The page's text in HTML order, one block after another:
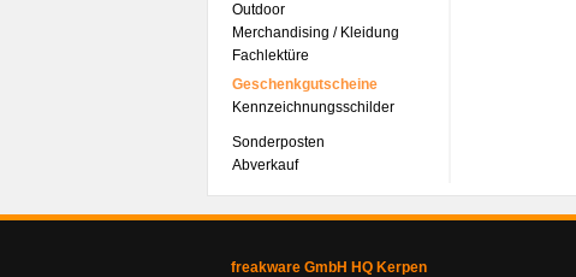
Outdoor
Merchandising / Kleidung
Fachlektüre
Geschenkgutscheine
Kennzeichnungsschilder
Sonderposten
Abverkauf
freakware GmbH HQ Kerpen